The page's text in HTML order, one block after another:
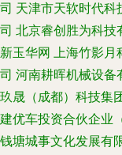
司 天津市天软时代科
司 北京睿创胜为科技
新玉华网 上海竹影月
司 河南耕晖机械设备
玖晟（成都）科技集
建优车投资合伙企业
钱塘城事文化发展有